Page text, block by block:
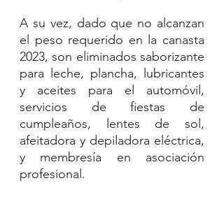
A su vez, dado que no alcanzan
el peso requerido en la canasta
2023, son eliminados saborizante
para leche, plancha, lubricantes
y aceites para el automóvil,
servicios de fiestas de
cumpleaños, lentes de sol,
afeitadora y depiladora eléctrica,
y membresía en asociación
profesional.